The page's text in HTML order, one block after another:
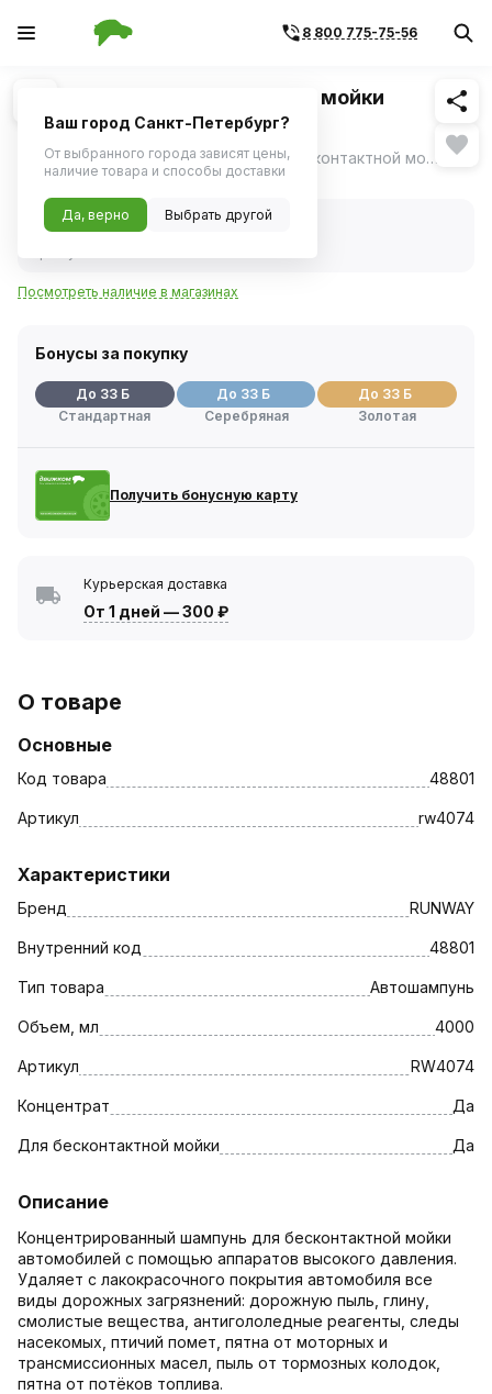
8 800 775-75-56
1/1 Похожие
Шампунь для бесконтактной мойки
(RUNWAY) RW4074 4л
Концентрированный шампунь для бесконтактной мойки автомобилей с помощью аппаратов высокого давления. ещё
Нет в наличии
Нет в наличии
Посмотреть наличие в магазинах
Бонусы за покупку
До 33 Б
Стандартная
До 33 Б
Серебряная
До 33 Б
Золотая
Получить бонусную карту
Курьерская доставка
От 1 дней —300 ₽
О товаре
Основные
Код товара 48801
Артикул rw4074
Характеристики
Бренд RUNWAY
Внутренний код 48801
Тип товара Автошампунь
Объем, мл 4000
Артикул RW4074
Концентрат Да
Для бесконтактной мойки Да
Описание
Концентрированный шампунь для бесконтактной мойки
автомобилей с помощью аппаратов высокого давления.
Удаляет с лакокрасочного покрытия автомобиля все
виды дорожных загрязнений: дорожную пыль, глину,
смолистые вещества, антигололедные реагенты, следы
насекомых, птичий помет, пятна от моторных и
трансмиссионных масел, пыль от тормозных колодок,
пятна от потёков топлива.
Ваш город Санкт-Петербург?
От выбранного города зависят цены,
наличие товара и способы доставки
Да, верно Выбрать другой